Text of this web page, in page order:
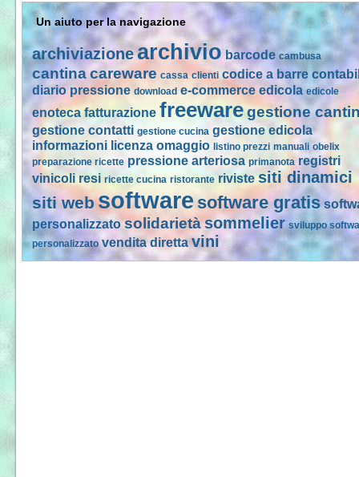
Un aiuto per la navigazione
archiviazionearchivio barcode cambusa
cantinacareware cassa clienti codice a barre
diario pressione download e-commerce edicola edicole
enoteca fatturazione freewaregestione
gestione contatti gestione cucina gestione edicola
informazioni licenza omaggio listino prezzi manuali obelix
preparazione ricette pressione arteriosa primanota registri
vinicoli resi ricette cucina ristorante riviste siti dinamici
siti websoftwaresoftware gratis
personalizzato solidarietàsommelier sviluppo
personalizzato vendita diretta vini